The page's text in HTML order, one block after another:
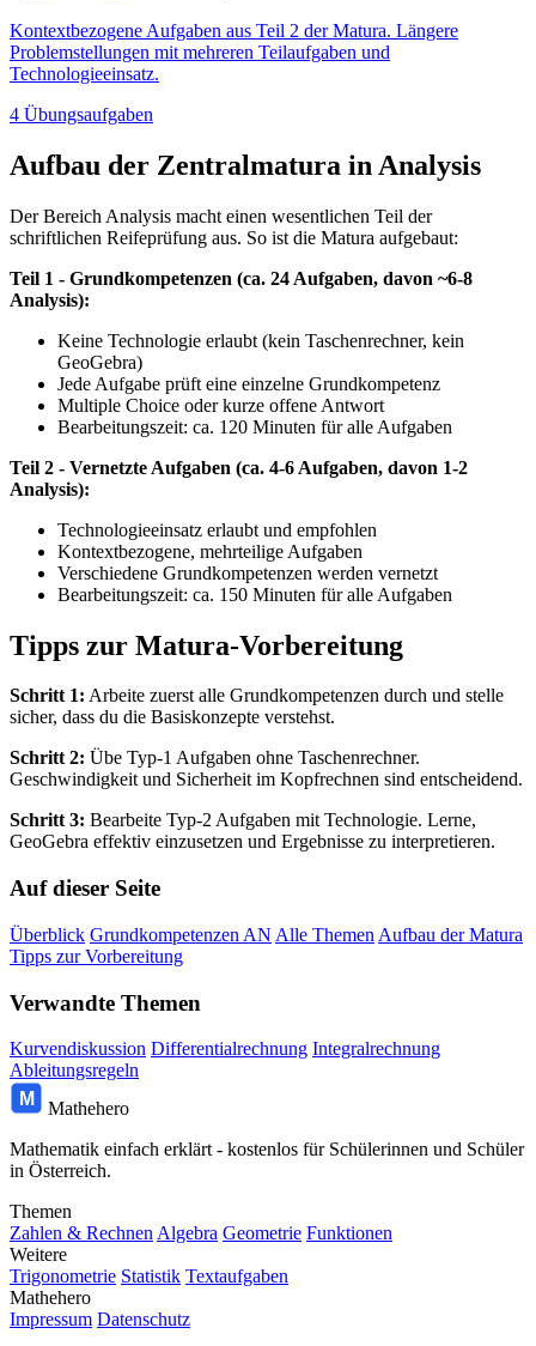
Kontextbezogene Aufgaben aus Teil 2 der Matura. Längere
Problemstellungen mit mehreren Teilaufgaben und
Technologieeinsatz.
4 Übungsaufgaben
Aufbau der Zentralmatura in Analysis
Der Bereich Analysis macht einen wesentlichen Teil der
schriftlichen Reifeprüfung aus. So ist die Matura aufgebaut:
Teil 1 - Grundkompetenzen (ca. 24 Aufgaben, davon ~6-8
Analysis):
Keine Technologie erlaubt (kein Taschenrechner, kein
GeoGebra)
Jede Aufgabe prüft eine einzelne Grundkompetenz
Multiple Choice oder kurze offene Antwort
Bearbeitungszeit: ca. 120 Minuten für alle Aufgaben
Teil 2 - Vernetzte Aufgaben (ca. 4-6 Aufgaben, davon 1-2
Analysis):
Technologieeinsatz erlaubt und empfohlen
Kontextbezogene, mehrteilige Aufgaben
Verschiedene Grundkompetenzen werden vernetzt
Bearbeitungszeit: ca. 150 Minuten für alle Aufgaben
Tipps zur Matura-Vorbereitung
Schritt 1: Arbeite zuerst alle Grundkompetenzen durch und stelle
sicher, dass du die Basiskonzepte verstehst.
Schritt 2: Übe Typ-1 Aufgaben ohne Taschenrechner.
Geschwindigkeit und Sicherheit im Kopfrechnen sind entscheidend.
Schritt 3: Bearbeite Typ-2 Aufgaben mit Technologie. Lerne,
GeoGebra effektiv einzusetzen und Ergebnisse zu interpretieren.
Auf dieser Seite
Überblick Grundkompetenzen AN Alle Themen Aufbau der Matura
Tipps zur Vorbereitung
Verwandte Themen
Kurvendiskussion Differentialrechnung Integralrechnung
Ableitungsregeln
M
Mathehero
Mathematik einfach erklärt - kostenlos für Schülerinnen und Schüler
in Österreich.
Themen
Zahlen & Rechnen Algebra Geometrie Funktionen
Weitere
Trigonometrie Statistik Textaufgaben
Mathehero
Impressum Datenschutz